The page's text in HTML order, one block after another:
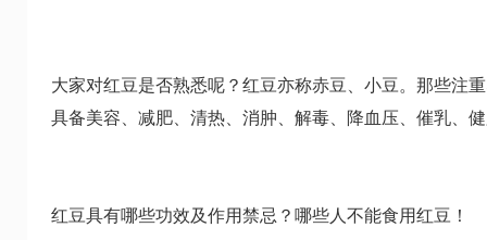
大家对红豆是否熟悉呢？红豆亦称赤豆、小豆。那些注
具备美容、减肥、清热、消肿、解毒、降血压、催乳、
红豆具有哪些功效及作用禁忌？哪些人不能食用红豆！